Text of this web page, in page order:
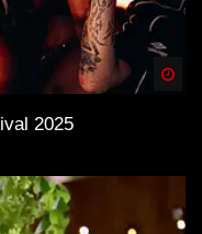
2025